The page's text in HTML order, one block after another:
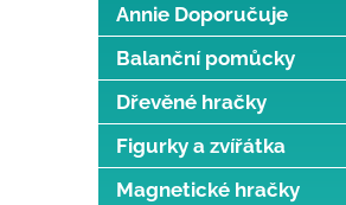
Annie Doporučuje
Balanční pomůcky
Dřevěné hračky
Figurky a zvířátka
Magnetické hračky